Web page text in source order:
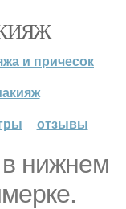
и причесок
отзывы
нижнем